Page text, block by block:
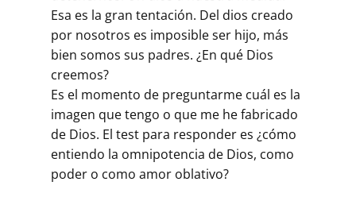
Esa es la gran tentación. Del dios creado
por nosotros es imposible ser hijo, más
bien somos sus padres. ¿En qué Dios
creemos?
Es el momento de preguntarme cuál es la
imagen que tengo o que me he fabricado
de Dios. El test para responder es ¿cómo
entiendo la omnipotencia de Dios, como
poder o como amor oblativo?